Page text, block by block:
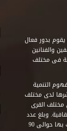
الثقافية على مدى خمسة وثلاثون عاماً منذ إنشائه عام 1989 أن يقوم بدور فعال
والفنانين
فى مختلف
التنمية
لدى مختلف
مختلف القرى
وبلغ عدد
المكتبات التى أنشأها الصندوق فى أماكن لم يكن من المتصور إقامة مثل هذه المكتبات بها حوالى 90